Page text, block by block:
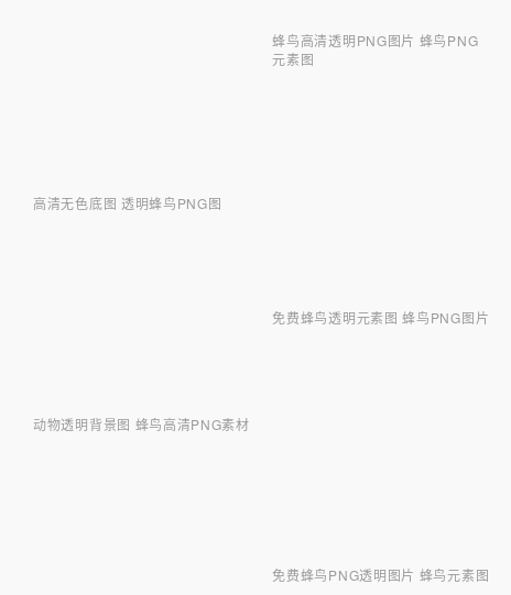
高清无色底图 透明蜂鸟PNG图
动物透明背景图 蜂鸟高清PNG素材
蜂鸟高清透明PNG图片 蜂鸟PNG
元素图
免费蜂鸟透明元素图 蜂鸟PNG图片
免费蜂鸟PNG透明图片 蜂鸟元素图